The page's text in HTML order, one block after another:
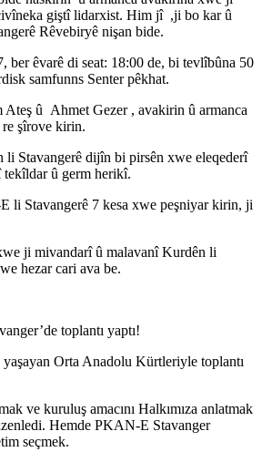
giştî lidarxist. Him jî ,ji bo kar û
Rêvebiryê nişan bide.
ber êvarê di seat: 18:00 de, bi tevlîbûna 50
samfunns Senter pêkhat.
û Ahmet Gezer , avakirin û armanca
şîrove kirin.
Stavangerê dijîn bi pirsên xwe eleqederî
û germ herikî.
li Stavangerê 7 kesa xwe peşniyar kirin, ji
ji mivandarî û malavanî Kurdên li
hezar cari ava be.
toplantı yaptı!
Orta Anadolu Kürtleriyle toplantı
ve kuruluş amacını Halkımıza anlatmak
Hemde PKAN-E Stavanger
seçmek.